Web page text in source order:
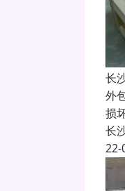
长
外
损
长
22-